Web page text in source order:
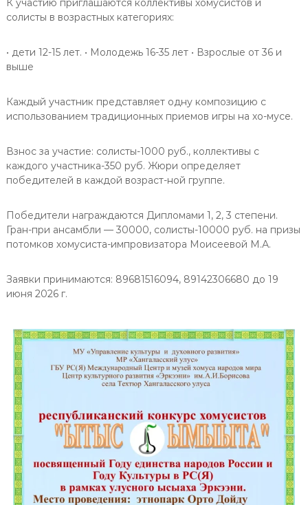
К участию приглашаются коллективы хомусистов и
солисты в возрастных категориях:
• дети 12-15 лет. • Молодежь 16-35 лет • Взрослые от 36 и
выше
Каждый участник представляет одну композицию с
использованием традиционных приемов игры на хо-мусе.
Взнос за участие: солисты-1000 руб., коллективы с
каждого участника-350 руб. Жюри определяет
победителей в каждой возраст-ной группе.
Победители награждаются Дипломами 1, 2, 3 степени.
Гран-при ансамбли — 30000, солисты-10000 руб. на призы
потомков хомусиста-импровизатора Моисеевой М.А.
Заявки принимаются: 89681516094, 89142306680 до 19
июня 2026 г.